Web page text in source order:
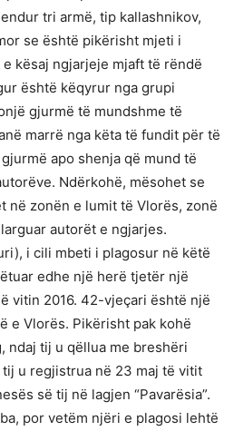
tri armë, tip kallashnikov,
se është pikërisht mjeti i
kësaj ngjarjeje mjaft të rëndë
është këqyrur nga grupi
gjurmë të mundshme të
marrë nga këta të fundit për të
apo shenja që mund të
Ndërkohë, mësohet se
në zonën e lumit të Vlorës, zonë
autorët e ngjarjes.
i cili mbeti i plagosur në këtë
edhe një herë tjetër një
vitin 2016. 42-vjeçari është një
e Vlorës. Pikërisht pak kohë
ndaj tij u qëllua me breshëri
u regjistrua në 23 maj të vitit
së tij në lagjen “Pavarësia”.
por vetëm njëri e plagosi lehtë